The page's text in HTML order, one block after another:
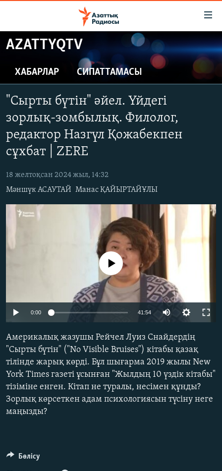
Skip
to
content
main
Navigation
Skip
to
ЖАҢАЛЫҚТАР
САЯСАТ
ҚАҢТАР ОҚИҒАСЫ
АДАМ ҚҰҚЫҚТАРЫ
ӘЛЕУМЕТ
ӘЛЕМ
АРНАЙЫ ЖОБАЛАР
Русский
AZATTYQTV
ХАБАРЛАР СИПАТТАМАСЫ
"Сырты бүтін" әйел. Үйдегі
зорлық-зомбылық. Филолог,
редактор Назгүл Қожабекпен
сұхбат | ZERE
18 желтоқсан 2024 жыл, 14:32
Мәншүк АСАУТАЙ Манас ҚАЙЫРТАЙҰЛЫ
Auto 240p 360p
1080p
No media source currently available
0:00 41:54
480p
720p
1080p
Америкалық жазушы Рейчел Луиз Снайдердің
"Сырты бүтін" ("No Visible Bruises") кітабы қазақ
тілінде жарық көрді. Бұл шығарма 2019 жылы New
York Times газеті ұсынған "Жылдың 10 үздік кітабы"
тізіміне енген. Кітап не туралы, несімен құнды?
Зорлық көрсеткен адам психологиясын түсіну неге
маңызды?
Бөлісу